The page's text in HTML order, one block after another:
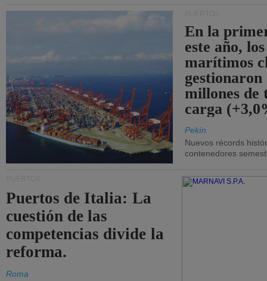
En la
este año,
marítimos
gestionaron
millones de
carga
Pekín
Nuevos récords
contenedores
Puertos de Italia: La
cuestión de las
competencias divide la
reforma.
Roma